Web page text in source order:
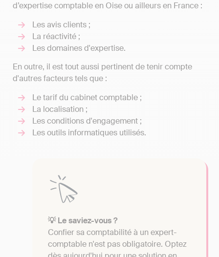
d’expertise comptable en Oise ou ailleurs en France :
Les avis clients ;
La réactivité ;
Les domaines d'expertise.
En outre, il est tout aussi pertinent de tenir compte
d'autres facteurs tels que :
Le tarif du cabinet comptable ;
La localisation ;
Les conditions d'engagement ;
Les outils informatiques utilisés.
💡 Le saviez-vous ?
Confier sa comptabilité à un expert-
comptable n'est pas obligatoire. Optez